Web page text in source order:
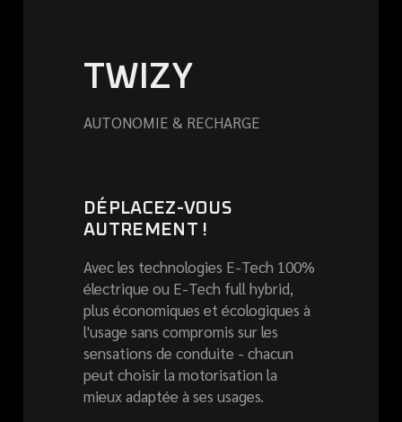
TWIZY
AUTONOMIE & RECHARGE
DÉPLACEZ-VOUS
AUTREMENT !
Avec les technologies E-Tech 100%
électrique ou E-Tech full hybrid,
plus économiques et écologiques à
l'usage sans compromis sur les
sensations de conduite - chacun
peut choisir la motorisation la
mieux adaptée à ses usages.